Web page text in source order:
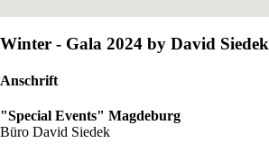
Winter - Gala 2024 by David Siedek
Anschrift
"Special Events" Magdeburg
Büro David Siedek